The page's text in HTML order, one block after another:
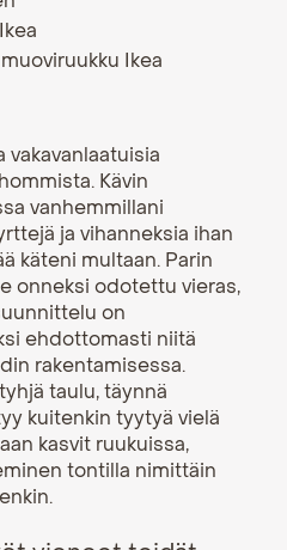
Ikea
vakavanlaatuisia
Kävin
vanhemmillani
ja vihanneksia ihan
käteni multaan. Parin
onneksi odotettu vieras,
on
ehdottomasti niitä
rakentamisessa.
taulu, täynnä
kuitenkin tyytyä vielä
kasvit ruukuissa,
tontilla nimittäin